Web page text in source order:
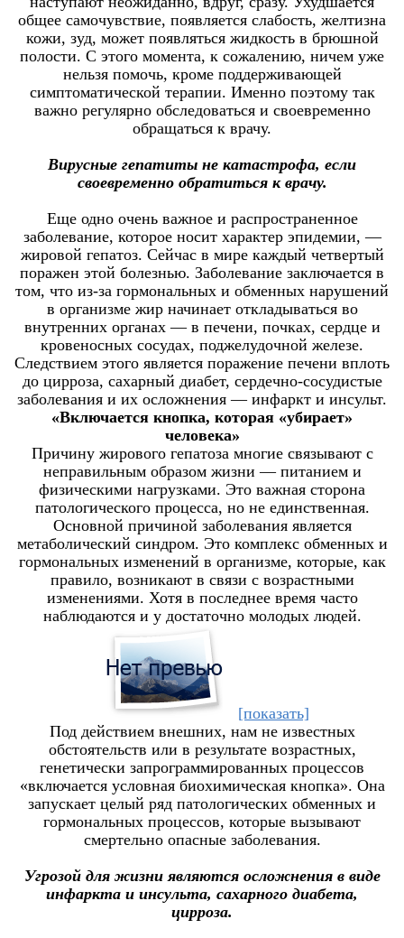
общее самочувствие, появляется слабость, желтизна
кожи, зуд, может появляться жидкость в брюшной
полости. С этого момента, к сожалению, ничем уже
нельзя помочь, кроме поддерживающей
симптоматической терапии. Именно поэтому так
важно регулярно обследоваться и своевременно
обращаться к врачу.
Вирусные гепатиты не катастрофа, если
своевременно обратиться к врачу.
Еще одно очень важное и распространенное
заболевание, которое носит характер эпидемии, —
жировой гепатоз. Сейчас в мире каждый четвертый
поражен этой болезнью. Заболевание заключается в
том, что из-за гормональных и обменных нарушений
в организме жир начинает откладываться во
внутренних органах — в печени, почках, сердце и
кровеносных сосудах, поджелудочной железе.
Следствием этого является поражение печени вплоть
до цирроза, сахарный диабет, сердечно-сосудистые
заболевания и их осложнения — инфаркт и инсульт.
«Включается кнопка, которая «убирает»
человека»
Причину жирового гепатоза многие связывают с
неправильным образом жизни — питанием и
физическими нагрузками. Это важная сторона
патологического процесса, но не единственная.
Основной причиной заболевания является
метаболический синдром. Это комплекс обменных и
гормональных изменений в организме, которые, как
правило, возникают в связи с возрастными
изменениями. Хотя в последнее время часто
наблюдаются и у достаточно молодых людей.
[показать]
Под действием внешних, нам не известных
обстоятельств или в результате возрастных,
генетически запрограммированных процессов
«включается условная биохимическая кнопка». Она
запускает целый ряд патологических обменных и
гормональных процессов, которые вызывают
смертельно опасные заболевания.
Угрозой для жизни являются осложнения в виде
инфаркта и инсульта, сахарного диабета,
цирроза.